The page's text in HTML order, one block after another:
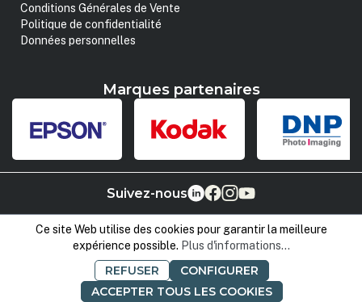
Conditions Générales de Vente
Politique de confidentialité
Données personnelles
Marques partenaires
Suivez-nous
Ce site Web utilise des cookies pour garantir la meilleure
expérience possible. Plus d'informations...
REFUSER
CONFIGURER
ACCEPTER TOUS LES COOKIES